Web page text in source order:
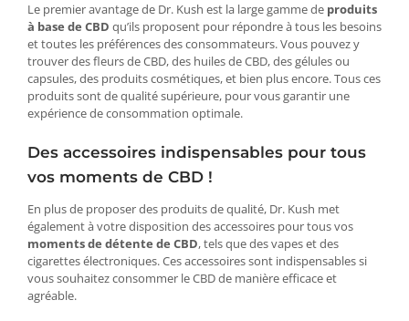
Le premier avantage de Dr. Kush est la large gamme de produits
à base de CBD qu’ils proposent pour répondre à tous les besoins
et toutes les préférences des consommateurs. Vous pouvez y
trouver des fleurs de CBD, des huiles de CBD, des gélules ou
capsules, des produits cosmétiques, et bien plus encore. Tous ces
produits sont de qualité supérieure, pour vous garantir une
expérience de consommation optimale.
Des accessoires indispensables pour tous
vos moments de CBD !
En plus de proposer des produits de qualité, Dr. Kush met
également à votre disposition des accessoires pour tous vos
moments de détente de CBD, tels que des vapes et des
cigarettes électroniques. Ces accessoires sont indispensables si
vous souhaitez consommer le CBD de manière efficace et
agréable.